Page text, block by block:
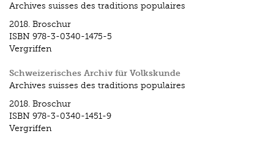
Archives suisses des traditions populaires
2018. Broschur
ISBN 978-3-0340-1475-5
Vergriffen
Schweizerisches Archiv für Volkskunde
Archives suisses des traditions populaires
2018. Broschur
ISBN 978-3-0340-1451-9
Vergriffen